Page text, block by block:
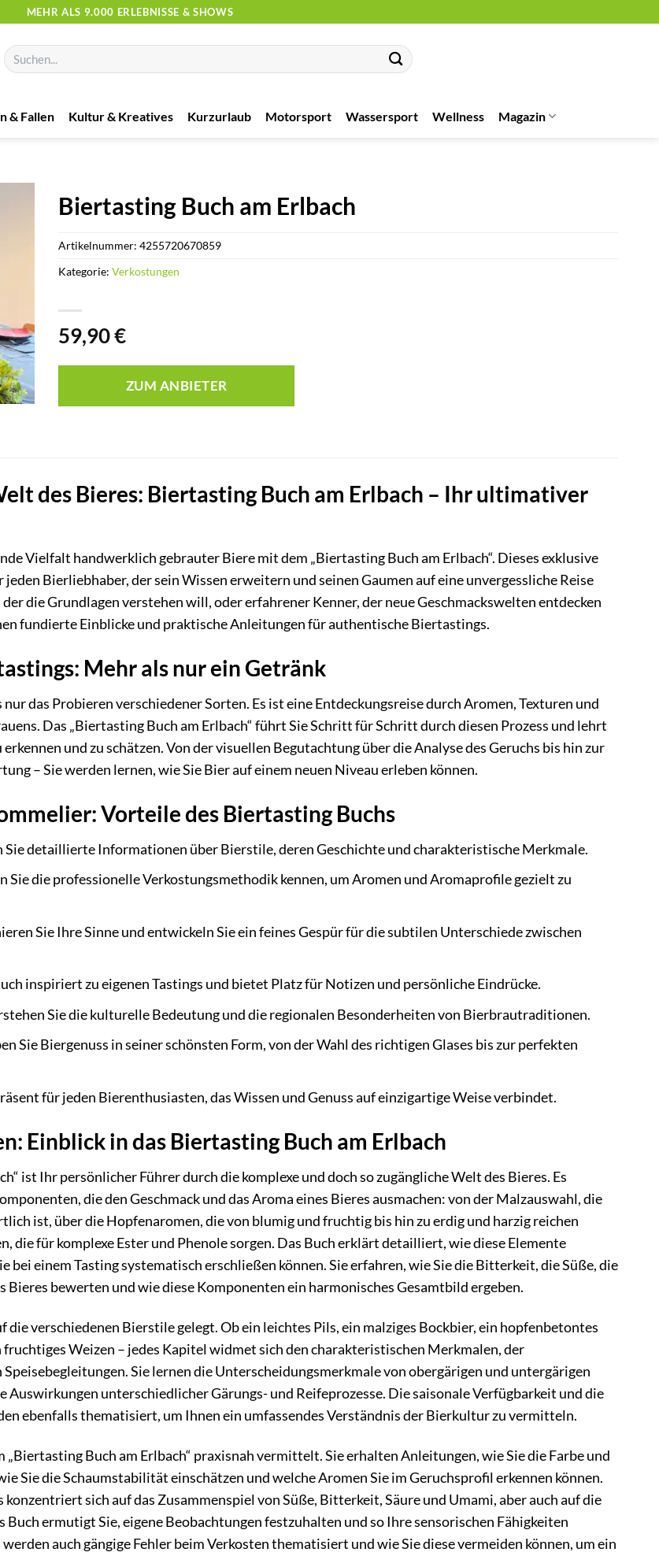
MEHR ALS 9.000 ERLEBNISSE & SHOWS
Suchen
nach:
& Fallen Kultur & Kreatives Kurzurlaub Motorsport Wassersport Wellness Magazin
Biertasting Buch am Erlbach
59,90€
ZUM ANBIETER
Artikelnummer:4255720670859
Kategorie:Verkostungen
des Bieres: Biertasting Buch am Erlbach – Ihr ultimativer
Vielfalt handwerklich gebrauter Biere mit dem „Biertasting Buch am Erlbach“. Dieses exklusive
Bierliebhaber, der sein Wissen erweitern und seinen Gaumen auf eine unvergessliche Reise
die Grundlagen verstehen will, oder erfahrener Kenner, der neue Geschmackswelten entdecken
fundierte Einblicke und praktische Anleitungen für authentische Biertastings.
Mehr als nur ein Getränk
das Probieren verschiedener Sorten. Es ist eine Entdeckungsreise durch Aromen, Texturen und
Das „Biertasting Buch am Erlbach“ führt Sie Schritt für Schritt durch diesen Prozess und lehrt
erkennen und zu schätzen. Von der visuellen Begutachtung über die Analyse des Geruchs bis hin zur
– Sie werden lernen, wie Sie Bier auf einem neuen Niveau erleben können.
Vorteile des Biertasting Buchs
Sie detaillierte Informationen über Bierstile, deren Geschichte und charakteristische Merkmale.
Sie die professionelle Verkostungsmethodik kennen, um Aromen und Aromaprofile gezielt zu
Sie Ihre Sinne und entwickeln Sie ein feines Gespür für die subtilen Unterschiede zwischen
inspiriert zu eigenen Tastings und bietet Platz für Notizen und persönliche Eindrücke.
Sie die kulturelle Bedeutung und die regionalen Besonderheiten von Bierbrautraditionen.
Sie Biergenuss in seiner schönsten Form, von der Wahl des richtigen Glases bis zur perfekten
für jeden Bierenthusiasten, das Wissen und Genuss auf einzigartige Weise verbindet.
Einblick in das Biertasting Buch am Erlbach
ist Ihr persönlicher Führer durch die komplexe und doch so zugängliche Welt des Bieres. Es
die den Geschmack und das Aroma eines Bieres ausmachen: von der Malzauswahl, die
ist, über die Hopfenaromen, die von blumig und fruchtig bis hin zu erdig und harzig reichen
die für komplexe Ester und Phenole sorgen. Das Buch erklärt detailliert, wie diese Elemente
bei einem Tasting systematisch erschließen können. Sie erfahren, wie Sie die Bitterkeit, die Süße, die
Bieres bewerten und wie diese Komponenten ein harmonisches Gesamtbild ergeben.
die verschiedenen Bierstile gelegt. Ob ein leichtes Pils, ein malziges Bockbier, ein hopfenbetontes
fruchtiges Weizen – jedes Kapitel widmet sich den charakteristischen Merkmalen, der
Sie lernen die Unterscheidungsmerkmale von obergärigen und untergärigen
Auswirkungen unterschiedlicher Gärungs- und Reifeprozesse. Die saisonale Verfügbarkeit und die
ebenfalls thematisiert, um Ihnen ein umfassendes Verständnis der Bierkultur zu vermitteln.
„Biertasting Buch am Erlbach“ praxisnah vermittelt. Sie erhalten Anleitungen, wie Sie die Farbe und
Sie die Schaumstabilität einschätzen und welche Aromen Sie im Geruchsprofil erkennen können.
konzentriert sich auf das Zusammenspiel von Süße, Bitterkeit, Säure und Umami, aber auch auf die
Buch ermutigt Sie, eigene Beobachtungen festzuhalten und so Ihre sensorischen Fähigkeiten
auch gängige Fehler beim Verkosten thematisiert und wie Sie diese vermeiden können, um ein